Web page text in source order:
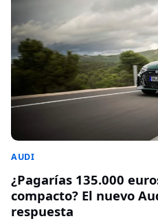
AUDI
¿Pagarías 135.000
compacto? El nuevo
respuesta